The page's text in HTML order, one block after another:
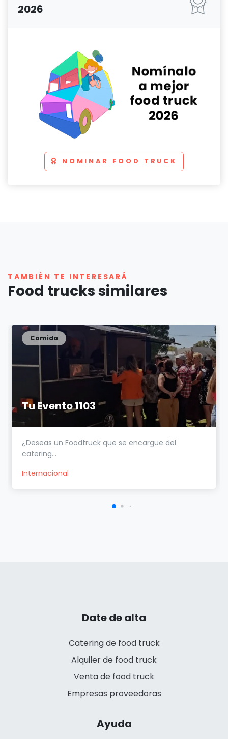
2026
NOMINAR FOOD TRUCK
TAMBIÉN TE INTERESARÁ
Food trucks similares
Tu Evento 1103
Comida
¿Deseas un Foodtruck que se encargue del
catering...
Internacional
Date de alta
Catering de food truck
Alquiler de food truck
Venta de food truck
Empresas proveedoras
Ayuda